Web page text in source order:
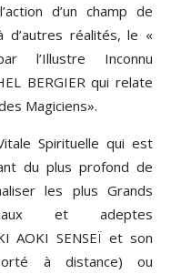
d’un champ de
d’autres réalités, le «
l’Illustre Inconnu
BERGIER qui relate
Magiciens».
Spirituelle qui est
du plus profond de
les plus Grands
et adeptes
AOKI SENSEÏ et son
à distance) ou